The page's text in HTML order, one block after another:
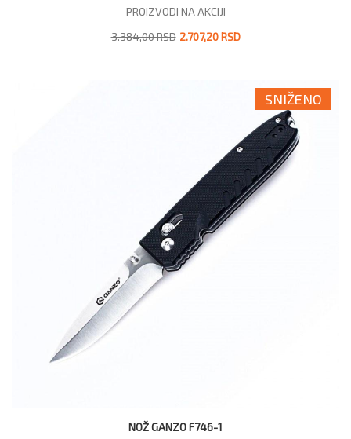
PROIZVODI NA AKCIJI
3.384,00 RSD 2.707,20 RSD
SNIŽENO
NOŽ GANZO F746-1